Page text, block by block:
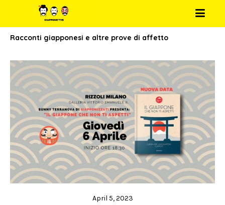
Racconti giapponesi e altre prove di affetto
April 5, 2023